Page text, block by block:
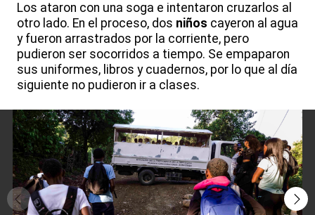
Los ataron con una soga e intentaron cruzarlos al
otro lado. En el proceso, dos niños cayeron al agua
y fueron arrastrados por la corriente, pero
pudieron ser socorridos a tiempo. Se empaparon
sus uniformes, libros y cuadernos, por lo que al día
siguiente no pudieron ir a clases.